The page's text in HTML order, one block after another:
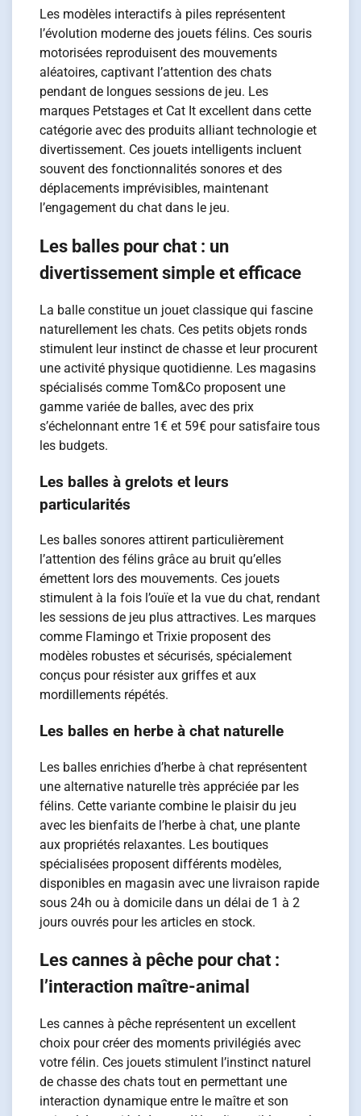
Les modèles interactifs à piles représentent
l’évolution moderne des jouets félins. Ces souris
motorisées reproduisent des mouvements
aléatoires, captivant l’attention des chats
pendant de longues sessions de jeu. Les
marques Petstages et Cat It excellent dans cette
catégorie avec des produits alliant technologie et
divertissement. Ces jouets intelligents incluent
souvent des fonctionnalités sonores et des
déplacements imprévisibles, maintenant
l’engagement du chat dans le jeu.
Les balles pour chat : un
divertissement simple et efficace
La balle constitue un jouet classique qui fascine
naturellement les chats. Ces petits objets ronds
stimulent leur instinct de chasse et leur procurent
une activité physique quotidienne. Les magasins
spécialisés comme Tom&Co proposent une
gamme variée de balles, avec des prix
s’échelonnant entre 1€ et 59€ pour satisfaire tous
les budgets.
Les balles à grelots et leurs
particularités
Les balles sonores attirent particulièrement
l’attention des félins grâce au bruit qu’elles
émettent lors des mouvements. Ces jouets
stimulent à la fois l’ouïe et la vue du chat, rendant
les sessions de jeu plus attractives. Les marques
comme Flamingo et Trixie proposent des
modèles robustes et sécurisés, spécialement
conçus pour résister aux griffes et aux
mordillements répétés.
Les balles en herbe à chat naturelle
Les balles enrichies d’herbe à chat représentent
une alternative naturelle très appréciée par les
félins. Cette variante combine le plaisir du jeu
avec les bienfaits de l’herbe à chat, une plante
aux propriétés relaxantes. Les boutiques
spécialisées proposent différents modèles,
disponibles en magasin avec une livraison rapide
sous 24h ou à domicile dans un délai de 1 à 2
jours ouvrés pour les articles en stock.
Les cannes à pêche pour chat :
l’interaction maître-animal
Les cannes à pêche représentent un excellent
choix pour créer des moments privilégiés avec
votre félin. Ces jouets stimulent l’instinct naturel
de chasse des chats tout en permettant une
interaction dynamique entre le maître et son